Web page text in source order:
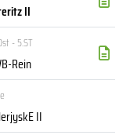
II
- 5.ST
Rein
II